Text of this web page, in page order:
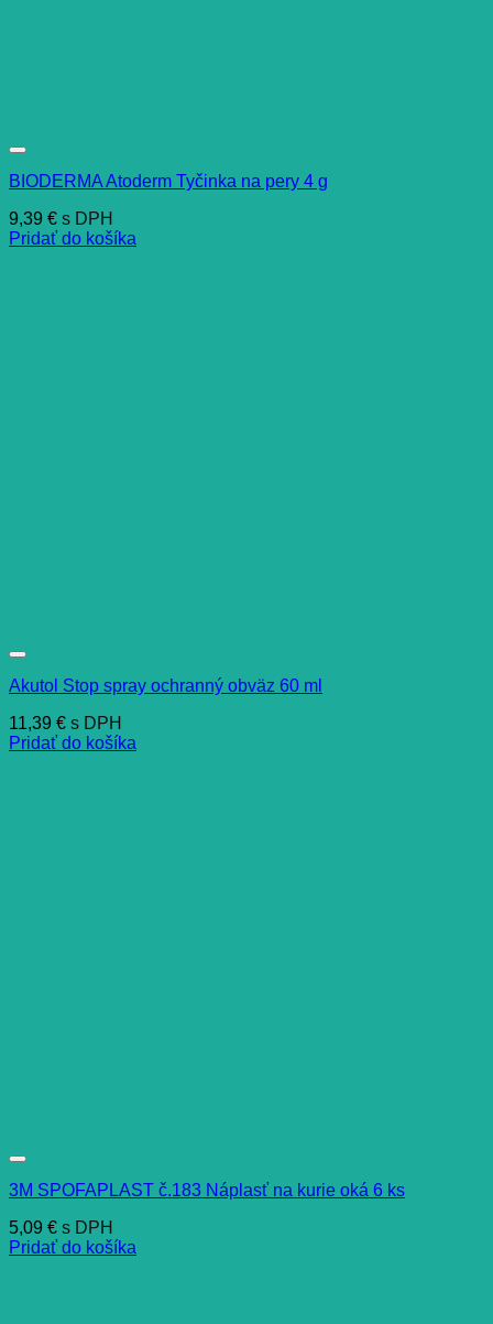
BIODERMA Atoderm Tyčinka na pery 4 g
9,39 € s DPH
Pridať do košíka
Akutol Stop spray ochranný obväz 60 ml
11,39 € s DPH
Pridať do košíka
3M SPOFAPLAST č.183 Náplasť na kurie oká 6 ks
5,09 € s DPH
Pridať do košíka